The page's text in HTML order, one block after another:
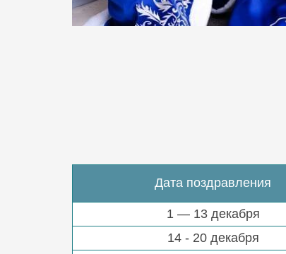
Дата поздравления
1 — 13 декабря
14 - 20 декабря